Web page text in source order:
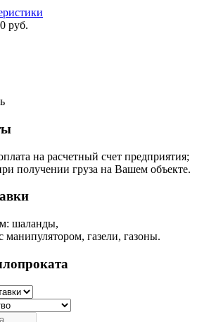
руб.
на расчетный счет предприятия;
получении груза на Вашем объекте.
шаланды,
газели, газоны.